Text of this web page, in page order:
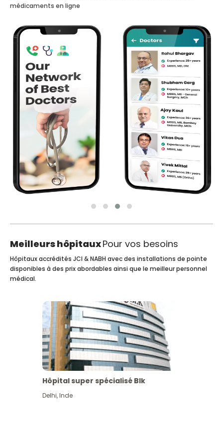
médicaments en ligne
Meilleurs hôpitauxPour vos besoins
Hôpitaux accrédités JCI & NABH avec des installations de pointe
disponibles à des prix abordables ainsi que le meilleur personnel
médical.
Hôpital super spécialisé Blk
Delhi,Inde